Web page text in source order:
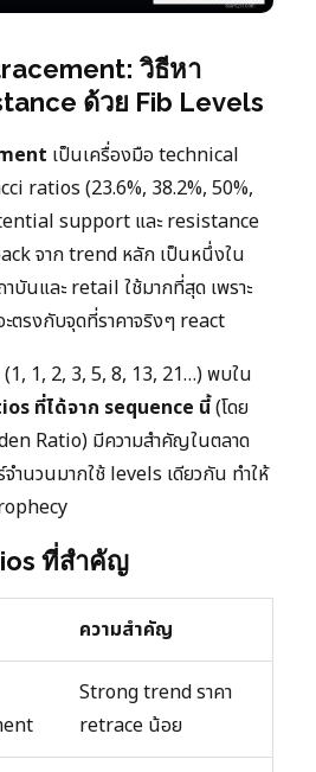
วิธีหา
ด้วย Fib Levels
เป็นเครื่องมือ technical
ratios (23.6%, 38.2%, 50%,
support และ resistance
จาก trend หลัก เป็นหนึ่งใน
บันและ retail ใช้มากที่สุด เพราะ
ตรงกับจุดที่ราคาจริงๆ react
1, 2, 3, 5, 8, 13, 21…) พบใน
ที่ได้จาก sequence นี้(โดย
Ratio) มีความสำคัญในตลาด
จำนวนมากใช้ levels เดียวกัน ทำให้
ที่สำคัญ
ความสำคัญ
Strong trend ราคา
retrace น้อย